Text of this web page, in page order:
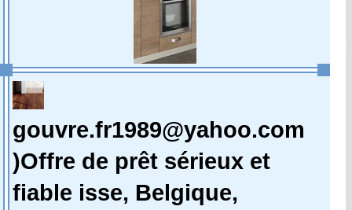
gouvre.fr1989@yahoo.com
)Offre de prêt sérieux et
fiable isse, Belgique,